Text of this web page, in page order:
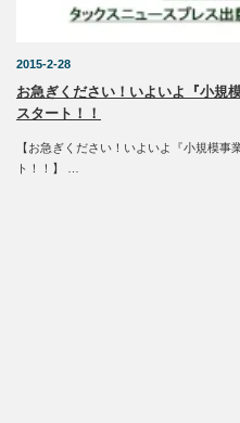
2015-2-28
お急ぎください！いよいよ『小規
スタート！！
【お急ぎください！いよいよ『小規模
ト！！】 …